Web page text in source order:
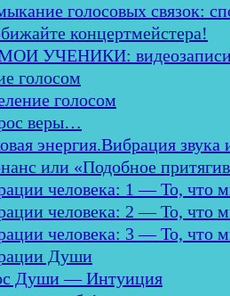
голосовых связок:
концертмейстера!
УЧЕНИКИ: видеозаписи
голосом
голосом
веры…
энергия.Вибрация звука
или «Подобное
человека: 1 — То, что
человека: 2 — То, что
человека: 3 — То, что
Души
Души — Интуиция